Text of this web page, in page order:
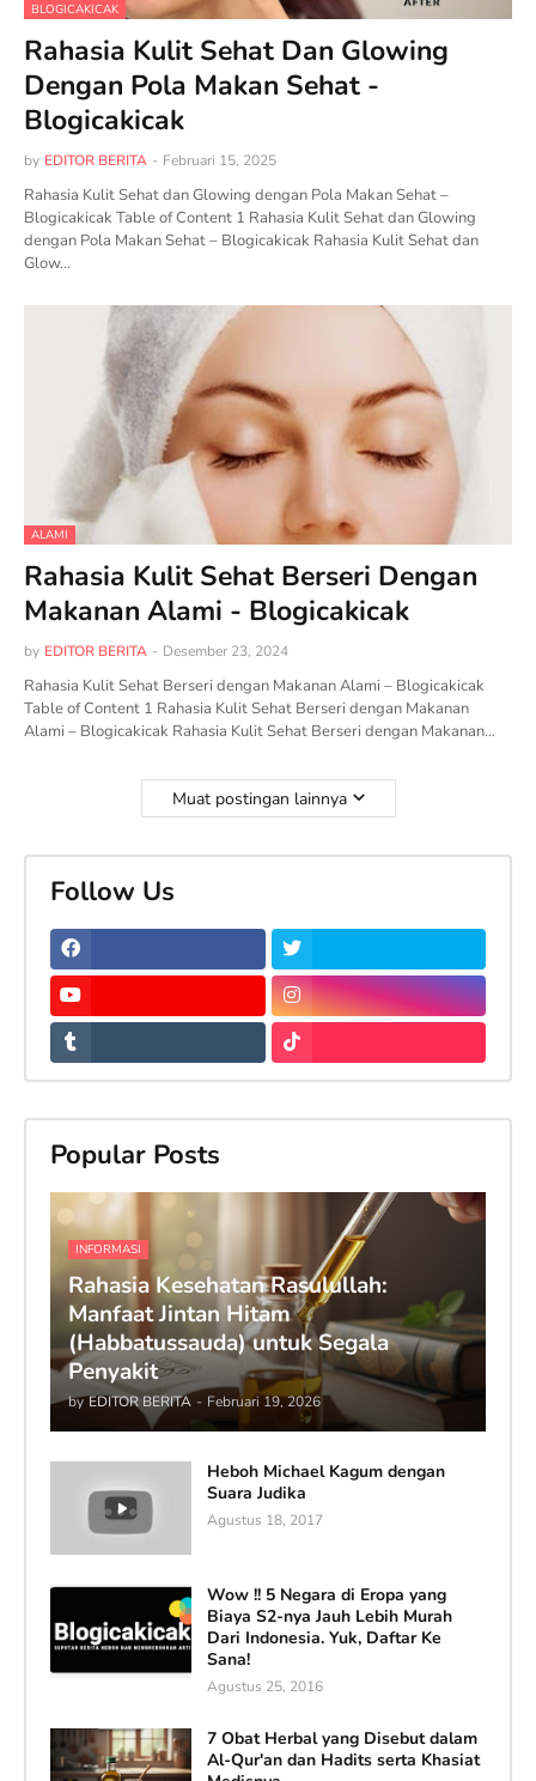
BLOGICAKICAK
Rahasia Kulit Sehat Dan Glowing
Dengan Pola Makan Sehat -
Blogicakicak
by EDITOR BERITA - Februari 15, 2025
Rahasia Kulit Sehat dan Glowing dengan Pola Makan Sehat –
Blogicakicak Table of Content 1 Rahasia Kulit Sehat dan Glowing
dengan Pola Makan Sehat – Blogicakicak Rahasia Kulit Sehat dan
Glow…
ALAMI
Rahasia Kulit Sehat Berseri Dengan
Makanan Alami - Blogicakicak
by EDITOR BERITA - Desember 23, 2024
Rahasia Kulit Sehat Berseri dengan Makanan Alami – Blogicakicak
Table of Content 1 Rahasia Kulit Sehat Berseri dengan Makanan
Alami – Blogicakicak Rahasia Kulit Sehat Berseri dengan Makanan…
Muat postingan lainnya
Follow Us
Popular Posts
INFORMASI
Rahasia Kesehatan Rasulullah:
Manfaat Jintan Hitam
(Habbatussauda) untuk Segala
Penyakit
by EDITOR BERITA - Februari 19, 2026
Heboh Michael Kagum dengan
Suara Judika
Agustus 18, 2017
Wow !! 5 Negara di Eropa yang
Biaya S2-nya Jauh Lebih Murah
Dari Indonesia. Yuk, Daftar Ke
Sana!
Agustus 25, 2016
7 Obat Herbal yang Disebut dalam
Al-Qur'an dan Hadits serta Khasiat